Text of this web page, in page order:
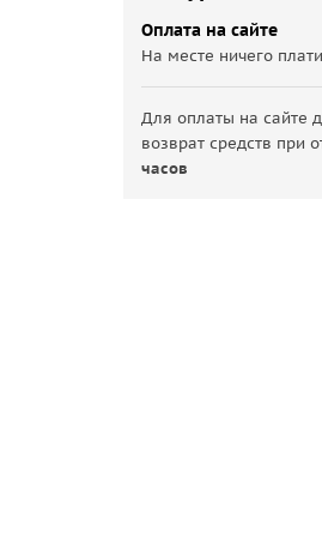
Оплата на сайте
На месте ничего
Для оплаты на сайте
возврат средств при
часов